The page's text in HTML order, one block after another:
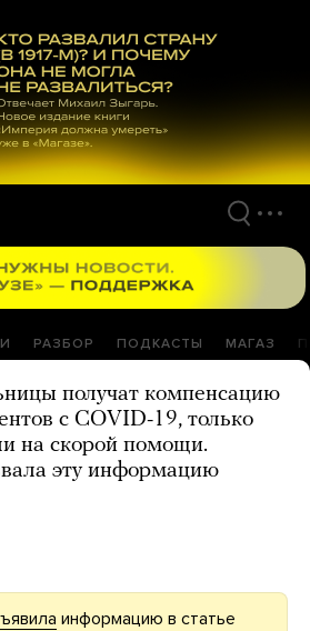
РАЗБОР ПОДКАСТЫ МАГАЗ
получат компенсацию
с COVID-19, только
на скорой помощи.
эту информацию
информацию в статье